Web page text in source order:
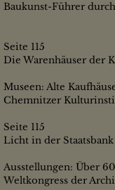
Baukunst-Führer
Seite 115
Die Warenhäuser der
Museen: Alte
Chemnitzer
Seite 115
Licht in der Staatsbank
Ausstellungen: Über
Weltkongress der